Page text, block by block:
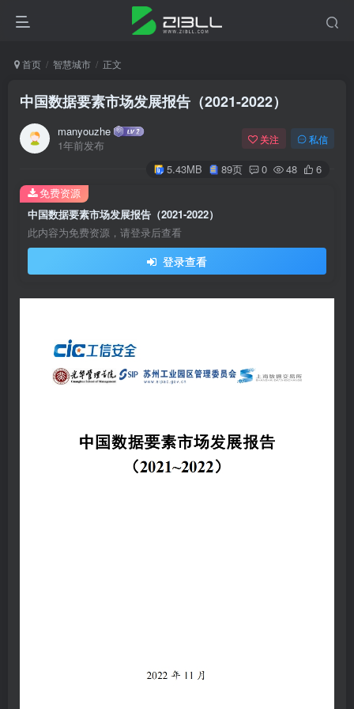
首页 智慧城市 正文
中国数据要素市场发展报告（2021-2022）
manyouzhe
1年前发布
关注 私信
5.43MB 89页 0 48 6
中国数据要素市场发展报告（2021-2022）
此内容为免费资源，请登录后查看
登录查看
免费资源